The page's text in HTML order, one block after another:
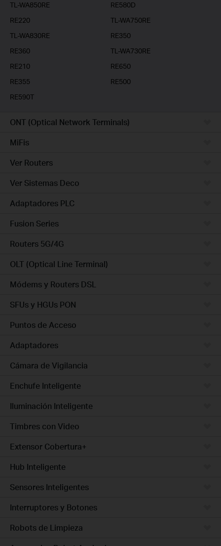
TL-WA850RE
RE580D
RE220
TL-WA750RE
TL-WA830RE
RE350
RE360
TL-WA730RE
RE210
RE650
RE355
RE500
RE590T
ONT (Optical Network Terminals)
MiFis
Ver Routers
Ver Sistemas Deco
Adaptadores PLC
Fusion Series
Routers 5G/4G
OLT (Optical Line Terminal)
Módems y Routers DSL
SFUs y HGUs PON
Puntos de Acceso
Adaptadores
Cámara de Vigilancia
Enchufe Inteligente
Iluminación Inteligente
Timbres con Video
Extensor Cobertura+
Hub Inteligente
Sensores Inteligentes
Interruptores y Botones
Robots de Limpieza